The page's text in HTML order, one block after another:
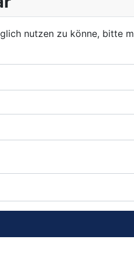
nutzen zu könne, bitte